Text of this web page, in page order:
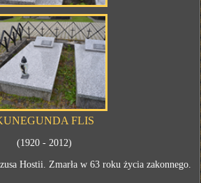
FLIS
(1920 - 2012)
Hostii. Zmarła w 63 roku życia zakonnego.